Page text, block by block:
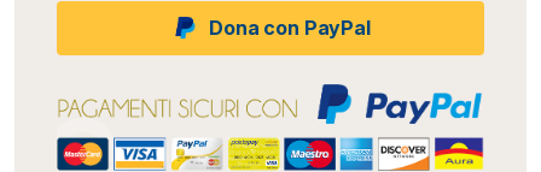
Dona con PayPal